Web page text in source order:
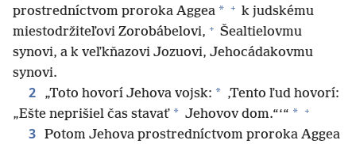
prostredníctvom proroka Aggea * + k judskému
miestodržiteľovi Zorobábelovi, + Šealtielovmu
synovi, a k veľkňazovi Jozuovi, Jehocádakovmu
synovi.
2 „Toto hovorí Jehova vojsk: * ‚Tento ľud hovorí:
„Ešte neprišiel čas stavať * Jehovov dom.“‘“ * +
3 Potom Jehova prostredníctvom proroka Aggea